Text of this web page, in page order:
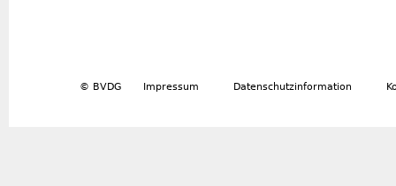
© BVDG Impressum Datenschutzinformation